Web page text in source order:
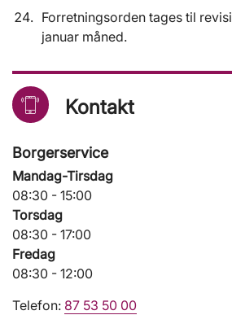
Forretningsorden tages til
januar måned.
Kontakt
Borgerservice
Mandag-Tirsdag
08:30 - 15:00
Torsdag
08:30 - 17:00
Fredag
08:30 - 12:00
Telefon: 87 53 50 00